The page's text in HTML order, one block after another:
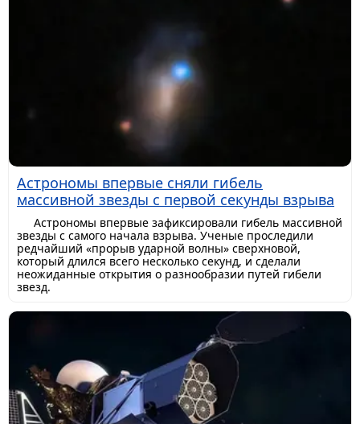
Астрономы впервые сняли гибель
массивной звезды с первой секунды взрыва
Астрономы впервые зафиксировали гибель массивной
звезды с самого начала взрыва. Ученые проследили
редчайший «прорыв ударной волны» сверхновой,
который длился всего несколько секунд, и сделали
неожиданные открытия о разнообразии путей гибели
звезд.